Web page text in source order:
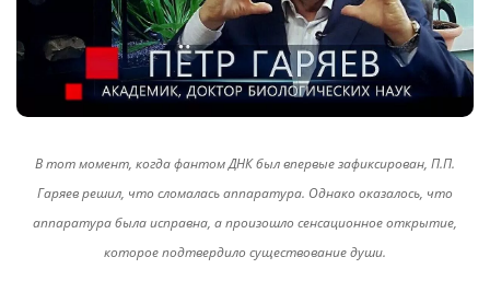
В тот момент, когда фантом ДНК был впервые зафиксирован, П.П.
Гаряев решил, что сломалась аппаратура. Однако оказалось, что
аппаратура была исправна, а произошло сенсационное открытие,
которое подтвердило существование души.